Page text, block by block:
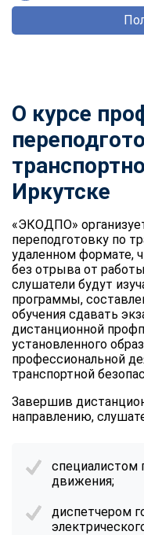
О курсе
Иркутске
«ЭКОДПО»
переподготовку по
удаленном формате,
без отрыва от
слушатели будут
программы,
обучения сдавать
дистанционной
установленного
профессиональной
транспортной
Завершив
направлению,
специалистом
движения;
диспетчером